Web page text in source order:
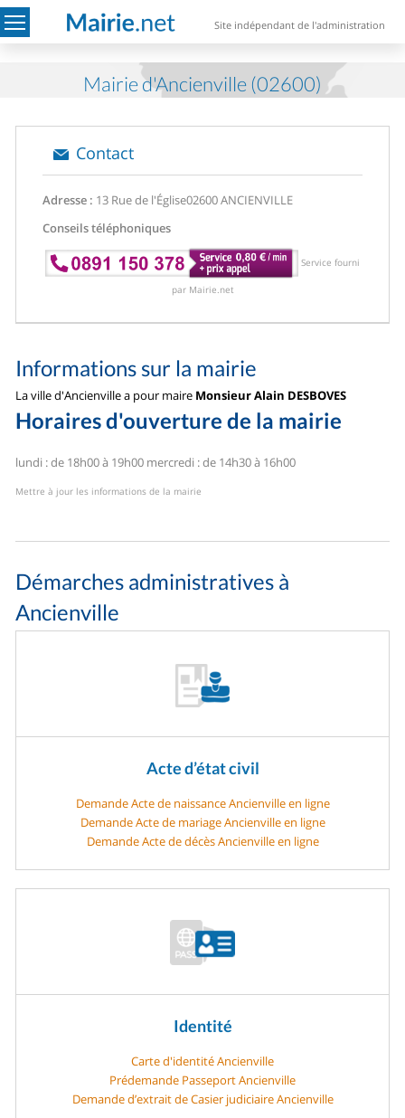
Site indépendant de l'administration
Mairie d'Ancienville (02600)
Contact
Adresse : 13 Rue de l'Église02600 ANCIENVILLE
Conseils téléphoniques
Service fourni
par Mairie.net
Informations sur la mairie
La ville d'Ancienville a pour maire Monsieur Alain DESBOVES
Horaires d'ouverture de la mairie
lundi : de 18h00 à 19h00 mercredi : de 14h30 à 16h00
Mettre à jour les informations de la mairie
Démarches administratives à
Ancienville
Acte d’état civil
Demande Acte de naissance Ancienville en ligne
Demande Acte de mariage Ancienville en ligne
Demande Acte de décès Ancienville en ligne
Identité
Carte d'identité Ancienville
Prédemande Passeport Ancienville
Demande d’extrait de Casier judiciaire Ancienville